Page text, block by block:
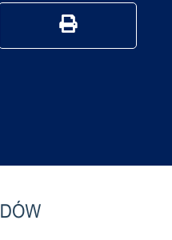
mediachGeneruj wersję